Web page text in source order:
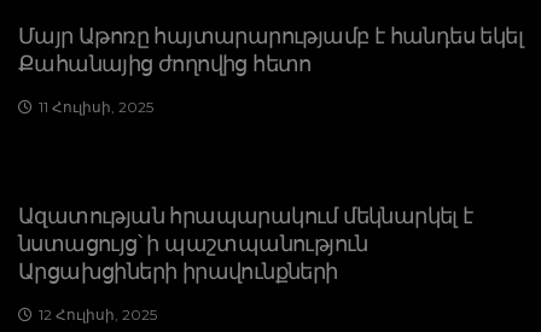
Մայր Աթոռը հայտարարությամբ է հանդես եկել
Քահանայից ժողովից հետո
11 Հուլիսի, 2025
Ազատության հրապարակում մեկնարկել է
նստացույց՝ ի պաշտպանություն
Արցախցիների իրավունքների
12 Հուլիսի, 2025